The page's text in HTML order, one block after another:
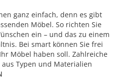
ganz einfach, denn es gibt
Möbel. So richten Sie
ein – und das zu einem
Bei smart können Sie frei
Möbel haben soll. Zahlreiche
Typen und Materialien